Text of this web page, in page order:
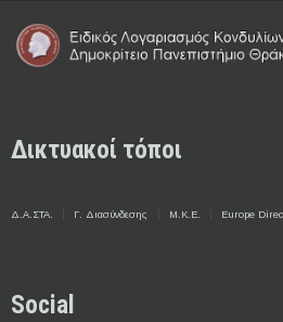
Δικτυακοί τόποι
Δ.Α.ΣΤΑ. Γ. Διασύνδεσης Μ.Κ.Ε. Europe
Social